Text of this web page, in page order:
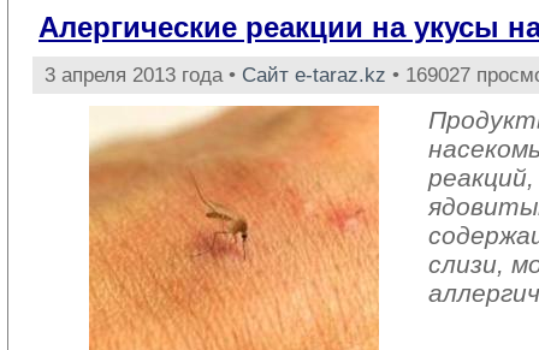
Алергические реакции на укусы
3 апреля 2013 года • Сайт e-taraz.kz • 169027
слизи,